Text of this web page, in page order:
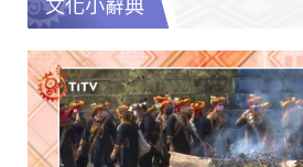
文化小辭典